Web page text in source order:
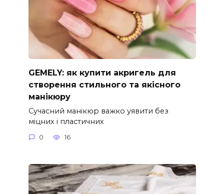
GEMELY: як купити акригель для
створення стильного та якісного
манікюру
Сучасний манікюр важко уявити без
міцних і пластичних
0 16